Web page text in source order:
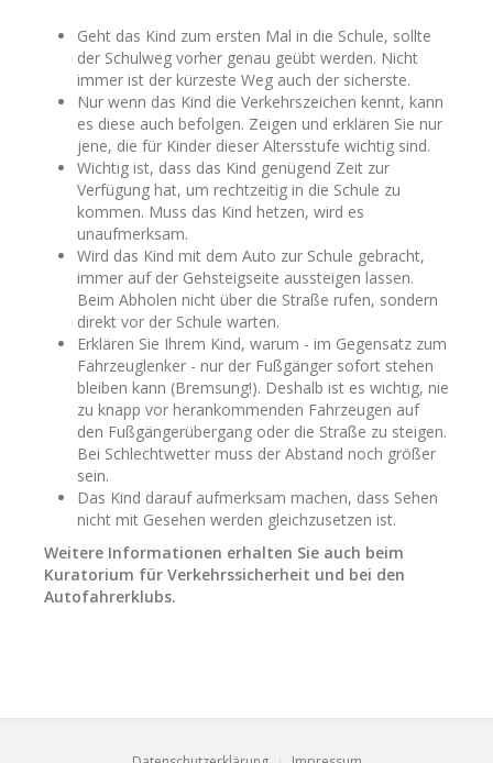
Geht das Kind zum ersten Mal in die Schule, sollte
der Schulweg vorher genau geübt werden. Nicht
immer ist der kürzeste Weg auch der sicherste.
Nur wenn das Kind die Verkehrszeichen kennt, kann
es diese auch befolgen. Zeigen und erklären Sie nur
jene, die für Kinder dieser Altersstufe wichtig sind.
Wichtig ist, dass das Kind genügend Zeit zur
Verfügung hat, um rechtzeitig in die Schule zu
kommen. Muss das Kind hetzen, wird es
unaufmerksam.
Wird das Kind mit dem Auto zur Schule gebracht,
immer auf der Gehsteigseite aussteigen lassen.
Beim Abholen nicht über die Straße rufen, sondern
direkt vor der Schule warten.
Erklären Sie Ihrem Kind, warum - im Gegensatz zum
Fahrzeuglenker - nur der Fußgänger sofort stehen
bleiben kann (Bremsung!). Deshalb ist es wichtig, nie
zu knapp vor herankommenden Fahrzeugen auf
den Fußgängerübergang oder die Straße zu steigen.
Bei Schlechtwetter muss der Abstand noch größer
sein.
Das Kind darauf aufmerksam machen, dass Sehen
nicht mit Gesehen werden gleichzusetzen ist.
Weitere Informationen erhalten Sie auch beim
Kuratorium für Verkehrssicherheit und bei den
Autofahrerklubs.